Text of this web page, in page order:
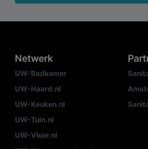
Netwerk
UW-Badkamer
UW-Haard.nl
UW-Keuken.nl
UW-Tuin.nl
UW-Vloer.nl